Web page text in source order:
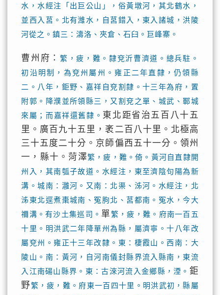
水，水經注「出巨公山」，俗黃墩河，其北鶴水，
並西入莒。北有濰水，自莒錯入，東入諸城，洪陵
河從之。鎮三：濤洛、夾倉、石臼。巨峰寨。
曹州府： 繁，疲，難。隸兗沂曹濟道。總兵駐。
初沿明制，為兗州屬州。雍正二年直隸，仍領縣
二。八年，鉅野、嘉祥自兗割隸。十三年為府，置
附郭。降濮並所領縣三，又割兗之單、城武、鄆城
來屬；而嘉祥還舊隸。 東北距省治五百八十五
里。廣百九十五里，袤二百八十里。北極高
三十五度二十分。京師偏西五十一分。領州
一，縣十。菏澤繁，疲，難。倚。黃河自直隸開
州入，其南瓠子故道。水經注，東至濟陰句陽為新
溝。城南：灉河。又南：北渠、泲河。水經注，北
泲東北逕煮棗城南、冤朐北、莒都南。冤水，今大
禰溝。有沙土集巡司。 單繁，疲，難。府南一百五
十里。明洪武二年降單州為縣，屬濟寧。十八年改
屬兗州。雍正十三年改隸。東：棲霞山。西南：大
陵山。南：黃河，自河南儀封縣界流入縣南，東流
入江南碭山縣界。東：古淶河流入金鄉縣，湮。 鉅
野繁，疲，難。府東一百四十里。明洪武初，縣屬